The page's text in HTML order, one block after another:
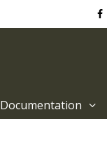
Documentation